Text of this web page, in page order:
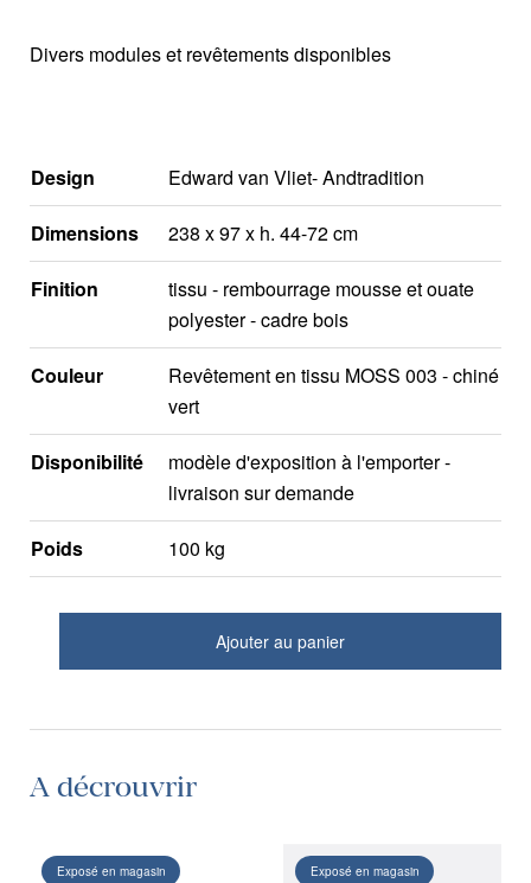
Divers modules et revêtements disponibles
Design Edward van Vliet- Andtradition
Dimensions 238 x 97 x h. 44-72 cm
Finition
tissu - rembourrage mousse et ouate
polyester - cadre bois
Couleur
Revêtement en tissu MOSS 003 - chiné
vert
Disponibilité
modèle d'exposition à l'emporter -
livraison sur demande
Poids 100 kg
Ajouter au panier
A décrouvrir
Exposé en magasin Exposé en magasin